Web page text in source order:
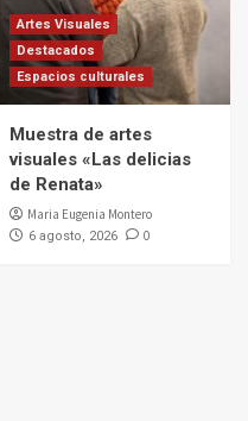
Artes Visuales
Destacados
Espacios culturales
Muestra de artes
visuales «Las delicias
de Renata»
Maria Eugenia Montero
6 agosto, 2026 0